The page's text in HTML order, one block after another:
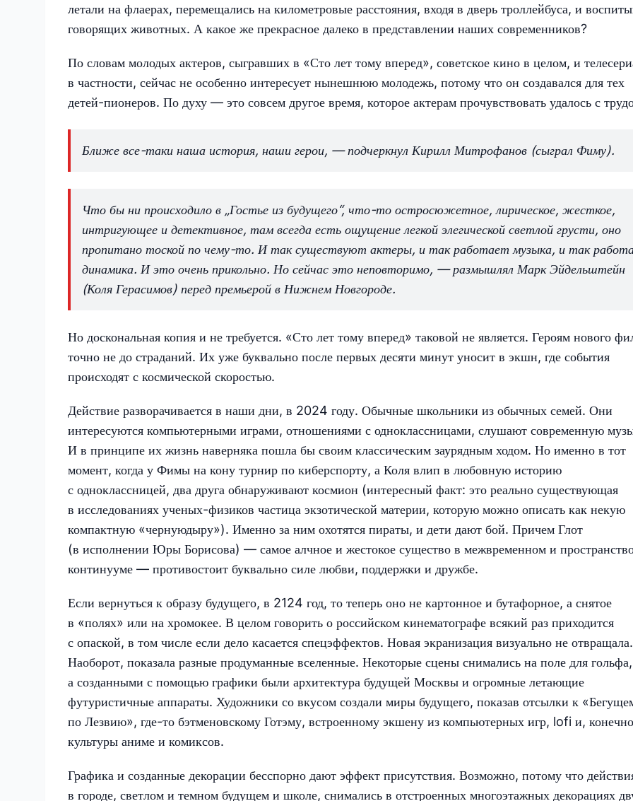
летали на флаерах, перемещались на километровые расстояния, входя в дверь троллейбуса, и
говорящих животных. А какое же прекрасное далеко в представлении наших современников?
По словам молодых актеров, сыгравших в «Сто лет тому вперед», советское кино в целом, и
в частности, сейчас не особенно интересует нынешнюю молодежь, потому что он создавался для тех
детей-пионеров. По духу — это совсем другое время, которое актерам прочувствовать удалось с
Ближе все-таки наша история, наши герои, — подчеркнул Кирилл Митрофанов (сыграл Фиму).
Что бы ни происходило в „Гостье из будущего“, что-то остросюжетное, лирическое, жесткое,
интригующее и детективное, там всегда есть ощущение легкой элегической светлой грусти, оно
пропитано тоской по чему-то. И так существуют актеры, и так работает музыка, и так
динамика. И это очень прикольно. Но сейчас это неповторимо, — размышлял Марк Эйдельштейн
(Коля Герасимов) перед премьерой в Нижнем Новгороде.
Но доскональная копия и не требуется. «Сто лет тому вперед» таковой не является. Героям нового
точно не до страданий. Их уже буквально после первых десяти минут уносит в экшн, где события
происходят с космической скоростью.
Действие разворачивается в наши дни, в 2024 году. Обычные школьники из обычных семей. Они
интересуются компьютерными играми, отношениями с одноклассницами, слушают современную
И в принципе их жизнь наверняка пошла бы своим классическим заурядным ходом. Но именно в тот
момент, когда у Фимы на кону турнир по киберспорту, а Коля влип в любовную историю
с одноклассницей, два друга обнаруживают космион (интересный факт: это реально существующая
в исследованиях ученых-физиков частица экзотической материи, которую можно описать как некую
компактную «чернуюдыру»). Именно за ним охотятся пираты, и дети дают бой. Причем Глот
(в исполнении Юры Борисова) — самое алчное и жестокое существо в межвременном и
континууме — противостоит буквально силе любви, поддержки и дружбе.
Если вернуться к образу будущего, в 2124 год, то теперь оно не картонное и бутафорное, а снятое
в «полях» или на хромокее. В целом говорить о российском кинематографе всякий раз приходится
с опаской, в том числе если дело касается спецэффектов. Новая экранизация визуально не отвращала.
Наоборот, показала разные продуманные вселенные. Некоторые сцены снимались на поле для гольфа,
а созданными с помощью графики были архитектура будущей Москвы и огромные летающие
футуристичные аппараты. Художники со вкусом создали миры будущего, показав отсылки к
по Лезвию», где-то бэтменовскому Готэму, встроенному экшену из компьютерных игр, lofi и,
культуры аниме и комиксов.
Графика и созданные декорации бесспорно дают эффект присутствия. Возможно, потому что
в городе, светлом и темном будущем и школе, снимались в отстроенных многоэтажных декорациях